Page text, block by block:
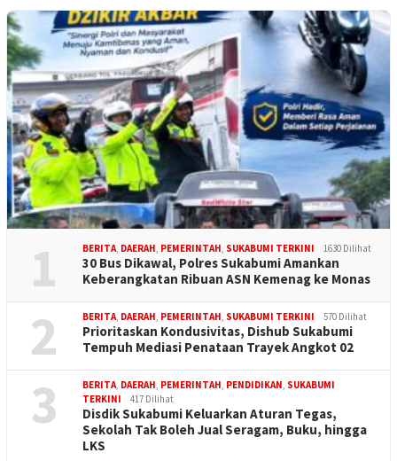
1 BERITA, DAERAH, PEMERINTAH, SUKABUMI TERKINI 1630 Dilihat
30 Bus Dikawal, Polres Sukabumi Amankan
Keberangkatan Ribuan ASN Kemenag ke Monas
2 BERITA, DAERAH, PEMERINTAH, SUKABUMI TERKINI 570 Dilihat
Prioritaskan Kondusivitas, Dishub Sukabumi
Tempuh Mediasi Penataan Trayek Angkot 02
3 BERITA, DAERAH, PEMERINTAH, PENDIDIKAN, SUKABUMI
TERKINI
417 Dilihat
Disdik Sukabumi Keluarkan Aturan Tegas,
Sekolah Tak Boleh Jual Seragam, Buku, hingga
LKS